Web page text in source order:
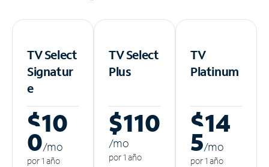
TV Select
Signatur
e
$10
0/mo
por 1 año
TV Select
Plus
$110
/mo
por 1 año
TV
Platinum
$14
5/mo
por 1 año